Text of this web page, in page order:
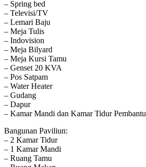
– Spring bed
– Televisi/TV
– Lemari Baju
– Meja Tulis
– Indovision
– Meja Bilyard
– Meja Kursi Tamu
– Genset 20 KVA
– Pos Satpam
– Water Heater
– Gudang
– Dapur
– Kamar Mandi dan Kamar Tidur Pembantu
Bangunan Paviliun:
– 2 Kamar Tidur
– 1 Kamar Mandi
– Ruang Tamu